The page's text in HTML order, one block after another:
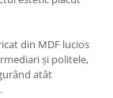
din MDF lucios
și politele,
atât